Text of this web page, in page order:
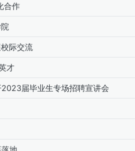
合作
际交流
才
届毕业生专场招聘宣讲会